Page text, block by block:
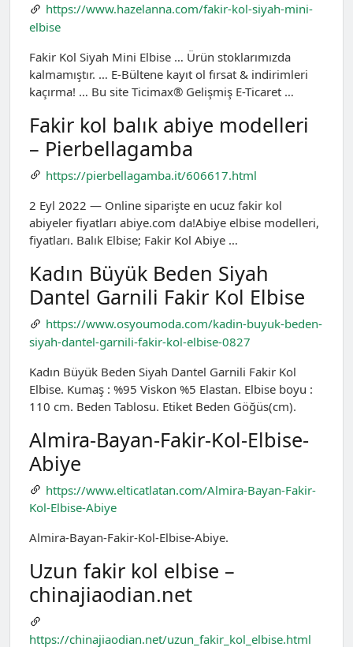
https://www.hazelanna.com/fakir-kol-siyah-mini-
elbise
Fakir Kol Siyah Mini Elbise … Ürün stoklarımızda
kalmamıştır. … E-Bültene kayıt ol fırsat & indirimleri
kaçırma! … Bu site Ticimax® Gelişmiş E-Ticaret …
Fakir kol balık abiye modelleri
– Pierbellagamba
https://pierbellagamba.it/606617.html
2 Eyl 2022 — Online siparişte en ucuz fakir kol
abiyeler fiyatları abiye.com da!Abiye elbise modelleri,
fiyatları. Balık Elbise; Fakir Kol Abiye …
Kadın Büyük Beden Siyah
Dantel Garnili Fakir Kol Elbise
https://www.osyoumoda.com/kadin-buyuk-beden-
siyah-dantel-garnili-fakir-kol-elbise-0827
Kadın Büyük Beden Siyah Dantel Garnili Fakir Kol
Elbise. Kumaş : %95 Viskon %5 Elastan. Elbise boyu :
110 cm. Beden Tablosu. Etiket Beden Göğüs(cm).
Almira-Bayan-Fakir-Kol-Elbise-
Abiye
https://www.elticatlatan.com/Almira-Bayan-Fakir-
Kol-Elbise-Abiye
Almira-Bayan-Fakir-Kol-Elbise-Abiye.
Uzun fakir kol elbise –
chinajiaodian.net
https://chinajiaodian.net/uzun_fakir_kol_elbise.html